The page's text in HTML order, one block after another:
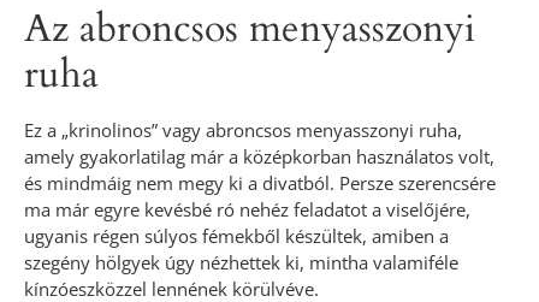
Az abroncsos menyasszonyi
ruha
Ez a „krinolinos” vagy abroncsos menyasszonyi ruha,
amely gyakorlatilag már a középkorban használatos volt,
és mindmáig nem megy ki a divatból. Persze szerencsére
ma már egyre kevésbé ró nehéz feladatot a viselőjére,
ugyanis régen súlyos fémekből készültek, amiben a
szegény hölgyek úgy nézhettek ki, mintha valamiféle
kínzóeszközzel lennének körülvéve.